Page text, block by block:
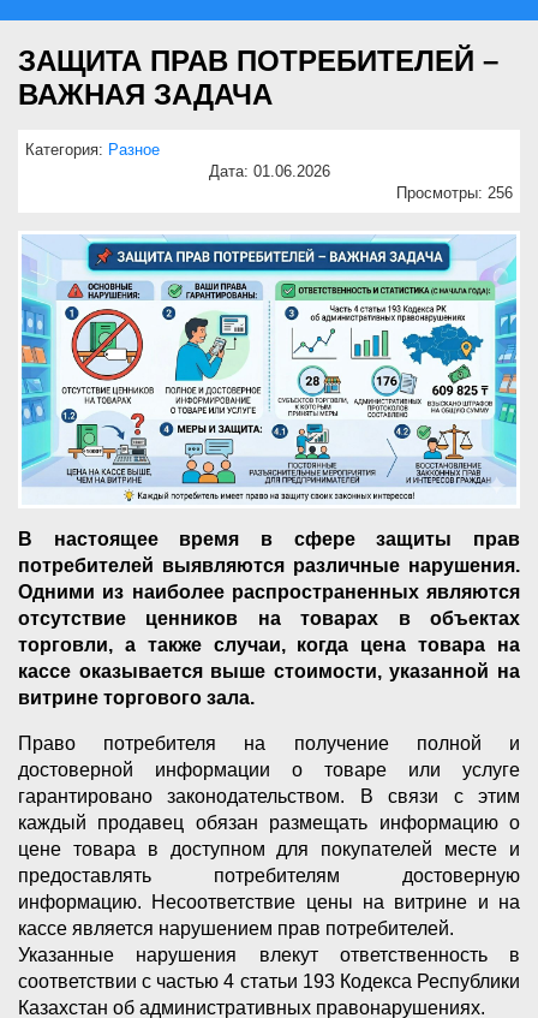
ЗАЩИТА ПРАВ ПОТРЕБИТЕЛЕЙ –
ВАЖНАЯ ЗАДАЧА
Категория: Разное
Дата: 01.06.2026
Просмотры: 256
В настоящее время в сфере защиты прав
потребителей выявляются различные нарушения.
Одними из наиболее распространенных являются
отсутствие ценников на товарах в объектах
торговли, а также случаи, когда цена товара на
кассе оказывается выше стоимости, указанной на
витрине торгового зала.
Право потребителя на получение полной и
достоверной информации о товаре или услуге
гарантировано законодательством. В связи с этим
каждый продавец обязан размещать информацию о
цене товара в доступном для покупателей месте и
предоставлять потребителям достоверную
информацию. Несоответствие цены на витрине и на
кассе является нарушением прав потребителей.
Указанные нарушения влекут ответственность в
соответствии с частью 4 статьи 193 Кодекса Республики
Казахстан об административных правонарушениях.